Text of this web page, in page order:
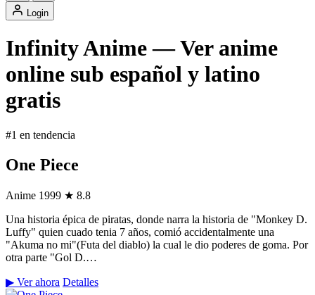
Login
Infinity Anime — Ver anime
online sub español y latino
gratis
#1 en tendencia
One Piece
Anime 1999 ★ 8.8
Una historia épica de piratas, donde narra la historia de "Monkey D.
Luffy" quien cuado tenia 7 años, comió accidentalmente una
"Akuma no mi"(Futa del diablo) la cual le dio poderes de goma. Por
otra parte "Gol D.…
▶ Ver ahora Detalles